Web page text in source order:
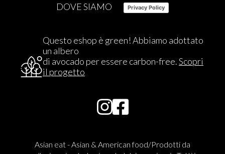
DOVE SIAMO
Privacy Policy
Questo eshop è green! Abbiamo adottato
un albero
di avocado per essere carbon-free.Scopri
il progetto
Asian eat - Asian & American food/Prodotti da